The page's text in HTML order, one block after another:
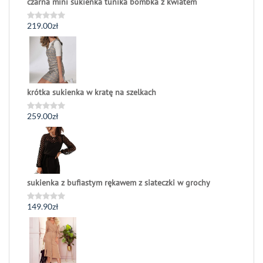
Oceniono
0
219.00zł
krótka sukienka w kratę na szelkach
Oceniono
259.00zł
sukienka z bufiastym rękawem z siateczki w grochy
Oceniono
0
5
149.90zł